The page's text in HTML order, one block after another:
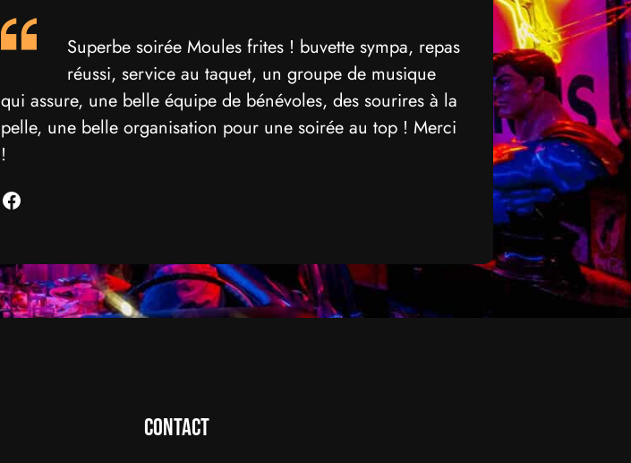
Superbe soirée Moules frites ! buvette sympa, repas
réussi, service au taquet, un groupe de musique
qui assure, une belle équipe de bénévoles, des sourires à la
pelle, une belle organisation pour une soirée au top ! Merci
!
Facebook
Contact